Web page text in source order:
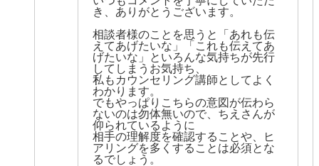
き、ありがとうございます。
相談者様のことを思うと「あれも伝
えてあげたいな」「これも伝えてあ
げたいな」といろんな気持ちが先行
してしまうお気持ち、
私もカウンセリング講師としてよく
わかります。
でもやっぱりこちらの意図が伝わら
ないのは勿体無いので、ちえさんが
仰られているように
相手の理解度を確認することや、ヒ
アリングを多くすることは必須とな
るでしょう。